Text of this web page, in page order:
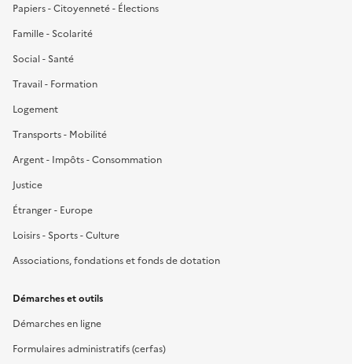
Papiers - Citoyenneté - Élections
Famille - Scolarité
Social - Santé
Travail - Formation
Logement
Transports - Mobilité
Argent - Impôts - Consommation
Justice
Étranger - Europe
Loisirs - Sports - Culture
Associations, fondations et fonds de dotation
Démarches et outils
Démarches en ligne
Formulaires administratifs (cerfas)